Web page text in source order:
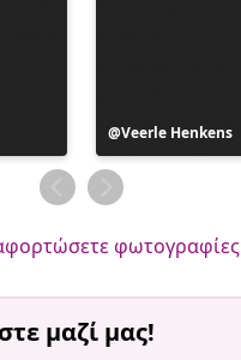
Η
ανάρτηση
δημοσιεύθηκε
από
Veerle Henkens
φωτογραφίες
μαζί μας!